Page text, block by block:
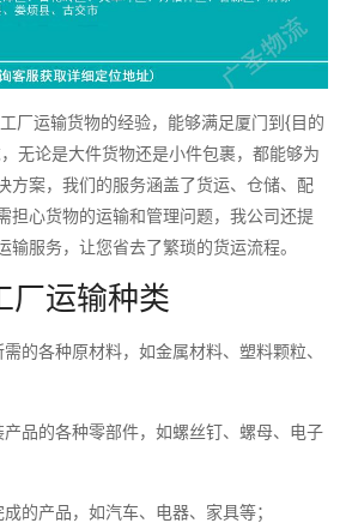
厂运输货物的经验，能够满足厦门到{目的
无论是大件货物还是小件包裹，都能够为
方案，我们的服务涵盖了货运、仓储、配
担心货物的运输和管理问题，我公司还提
输服务，让您省去了繁琐的货运流程。
厂运输种类
的各种原材料，如金属材料、塑料颗粒、
品的各种零部件，如螺丝钉、螺母、电子
的产品，如汽车、电器、家具等；